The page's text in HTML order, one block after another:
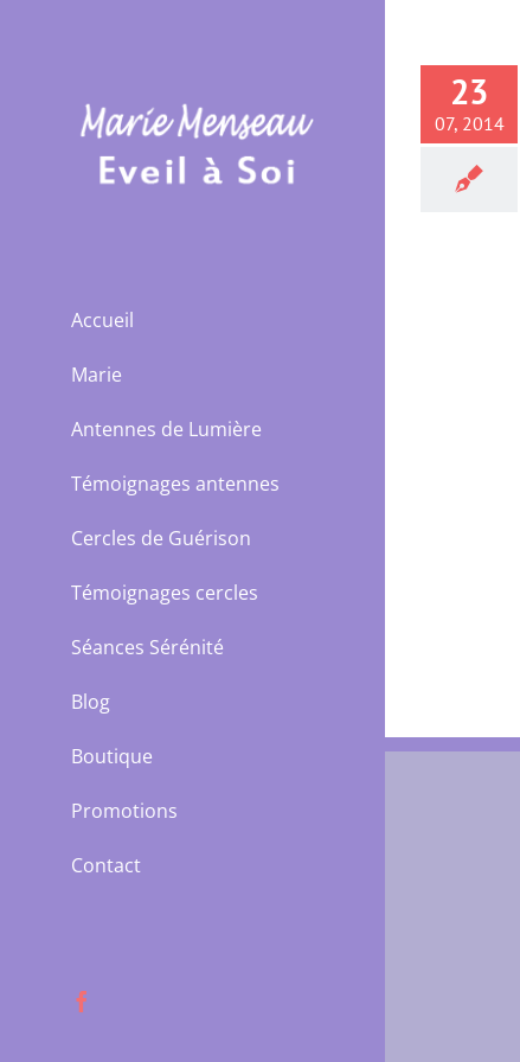
Accueil
Marie
Antennes de Lumière
Témoignages antennes
Cercles de Guérison
Témoignages cercles
Séances Sérénité
Blog
Boutique
Promotions
Contact
23
07, 2014
10 conseils pour mieux vivre